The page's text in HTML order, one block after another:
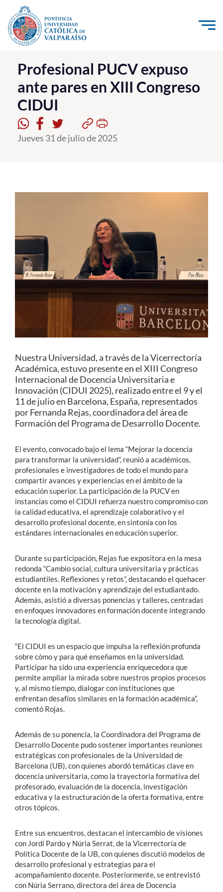
Click acá para ir directamente al contenido
La Universidad
Investigación, Creación e Innovación
PUCV Internacional
Vinculación con el Medio
Estudiantes
Académicos
Funcionarios
Profesional PUCV expuso
ante pares en XIII Congreso
CIDUI
Jueves 31 de julio de 2025
Nuestra Universidad, a través de la Vicerrectoría
Académica, estuvo presente en el XIII Congreso
Internacional de Docencia Universitaria e
Innovación (CIDUI 2025), realizado entre el 9 y el
11 de julio en Barcelona, España, representados
por Fernanda Rejas, coordinadora del área de
Formación del Programa de Desarrollo Docente.
El evento, convocado bajo el lema “Mejorar la docencia
para transformar la universidad”, reunió a académicos,
profesionales e investigadores de todo el mundo para
compartir avances y experiencias en el ámbito de la
educación superior. La participación de la PUCV en
instancias como el CIDUI refuerza nuestro compromiso con
la calidad educativa, el aprendizaje colaborativo y el
desarrollo profesional docente, en sintonía con los
estándares internacionales en educación superior.
Durante su participación, Rejas fue expositora en la mesa
redonda “Cambio social, cultura universitaria y prácticas
estudiantiles. Reflexiones y retos”, destacando el quehacer
docente en la motivación y aprendizaje del estudiantado.
Además, asistió a diversas ponencias y talleres, centradas
en enfoques innovadores en formación docente integrando
la tecnología digital.
“El CIDUI es un espacio que impulsa la reflexión profunda
sobre cómo y para qué enseñamos en la universidad.
Participar ha sido una experiencia enriquecedora que
permite ampliar la mirada sobre nuestros propios procesos
y, al mismo tiempo, dialogar con instituciones que
enfrentan desafíos similares en la formación académica”,
comentó Rojas.
Además de su ponencia, la Coordinadora del Programa de
Desarrollo Docente pudo sostener importantes reuniones
estratégicas con profesionales de la Universidad de
Barcelona (UB), con quienes abordó temáticas clave en
docencia universitaria, como la trayectoria formativa del
profesorado, evaluación de la docencia, investigación
educativa y la estructuración de la oferta formativa, entre
otros tópicos.
Entre sus encuentros, destacan el intercambio de visiones
con Jordi Pardo y Núria Serrat, de la Vicerrectoría de
Política Docente de la UB, con quienes discutió modelos de
desarrollo profesional y estrategias para el
acompañamiento docente. Posteriormente, se entrevistó
con Núria Serrano, directora del área de Docencia